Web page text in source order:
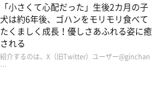
「小さくて心配だった」生後2カ月の子
犬は約6年後、ゴハンをモリモリ食べて
たくましく成長！優しさあふれる姿に癒
される
紹介するのは、X（旧Twitter）ユーザー@ginchan
…